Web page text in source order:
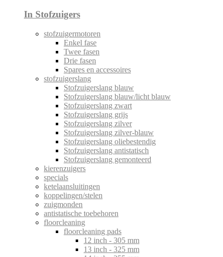
In Stofzuigers
stofzuigermotoren
Enkel fase
Twee fasen
Drie fasen
Spares en accessoires
stofzuigerslang
Stofzuigerslang blauw
Stofzuigerslang blauw/licht blauw
Stofzuigerslang zwart
Stofzuigerslang grijs
Stofzuigerslang zilver
Stofzuigerslang zilver-blauw
Stofzuigerslang oliebestendig
Stofzuigerslang antistatisch
Stofzuigerslang gemonteerd
kierenzuigers
specials
ketelaansluitingen
koppelingen/stelen
zuigmonden
antistatische toebehoren
floorcleaning
floorcleaning pads
12 inch - 305 mm
13 inch - 325 mm